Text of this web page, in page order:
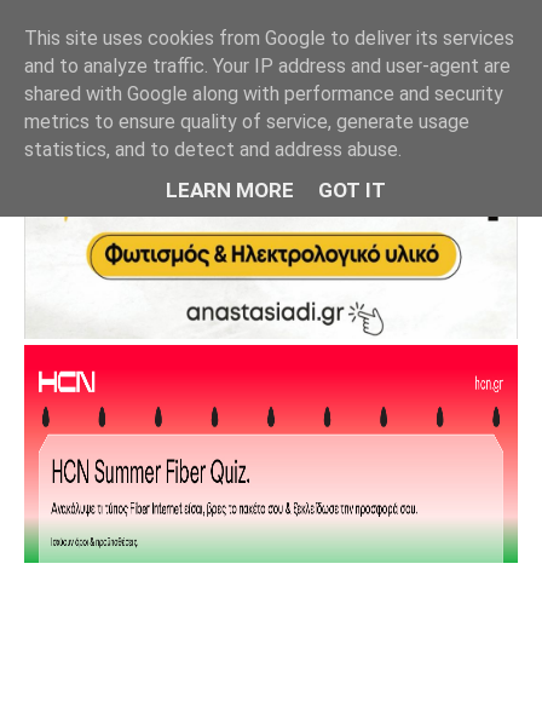
This site uses cookies from Google to deliver its services
and to analyze traffic. Your IP address and user-agent are
shared with Google along with performance and security
metrics to ensure quality of service, generate usage
statistics, and to detect and address abuse.
LEARN MORE GOT IT